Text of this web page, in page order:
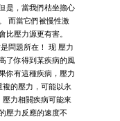
是，當我們枯坐擔心
而當它們被慢性激
比壓力源更有害。
問題所在！ 现 壓力
了你得到某疾病的風
你有這種疾病，壓力
的壓力，可能以永
力相關疾病可能來
壓力反應的速度不